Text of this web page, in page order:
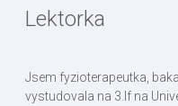
Lektorka
Jsem fyzioterapeutka,
vystudovala na 3.lf na